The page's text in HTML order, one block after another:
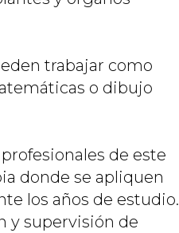
trabajar como
o dibujo
de este
donde se apliquen
los años de estudio.
y supervisión de